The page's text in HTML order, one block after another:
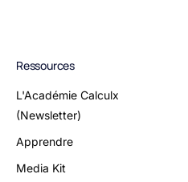
Ressources
L'Académie Calculx
(Newsletter)
Apprendre
Media Kit